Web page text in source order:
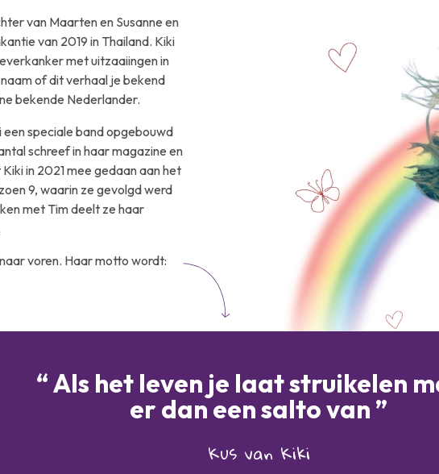
van Maarten en Susanne en
van 2019 in Thailand. Kiki
met uitzaaiingen in
of dit verhaal je bekend
bekende Nederlander.
speciale band opgebouwd
schreef in haar magazine en
in 2021 mee gedaan aan het
9, waarin ze gevolgd werd
met Tim deelt ze haar
voren. Haar motto wordt:
Als het leven je laat struikelen
er dan een salto van
Kus van Kiki